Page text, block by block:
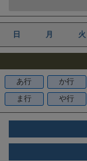
日 月 火
あ行 か行
ま行
や行